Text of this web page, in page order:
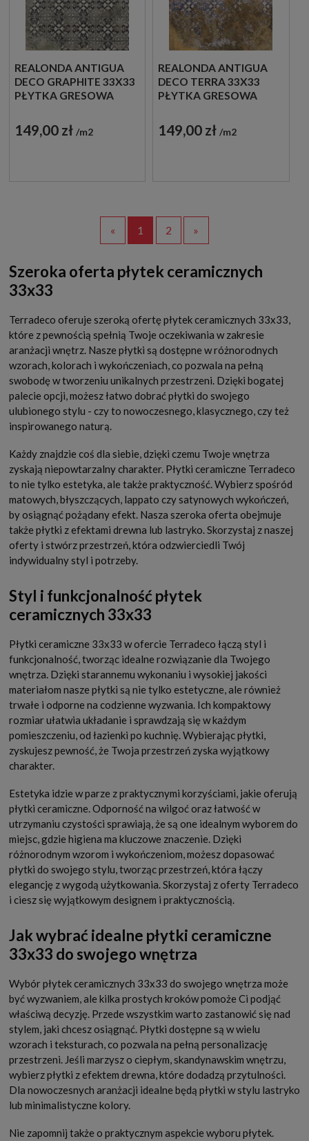
REALONDA ANTIGUA
DECO GRAPHITE 33X33
PŁYTKA GRESOWA
149,00 zł m2
REALONDA ANTIGUA
DECO TERRA 33X33
PŁYTKA GRESOWA
149,00 zł m2
« 1 2 »
Szeroka oferta płytek ceramicznych
33x33
Terradeco oferuje szeroką ofertę płytek ceramicznych 33x33,
które z pewnością spełnią Twoje oczekiwania w zakresie
aranżacji wnętrz. Nasze płytki są dostępne w różnorodnych
wzorach, kolorach i wykończeniach, co pozwala na pełną
swobodę w tworzeniu unikalnych przestrzeni. Dzięki bogatej
palecie opcji, możesz łatwo dobrać płytki do swojego
ulubionego stylu - czy to nowoczesnego, klasycznego, czy też
inspirowanego naturą.
Każdy znajdzie coś dla siebie, dzięki czemu Twoje wnętrza
zyskają niepowtarzalny charakter. Płytki ceramiczne Terradeco
to nie tylko estetyka, ale także praktyczność. Wybierz spośród
matowych, błyszczących, lappato czy satynowych wykończeń,
by osiągnąć pożądany efekt. Nasza szeroka oferta obejmuje
także płytki z efektami drewna lub lastryko. Skorzystaj z naszej
oferty i stwórz przestrzeń, która odzwierciedli Twój
indywidualny styl i potrzeby.
Styl i funkcjonalność płytek
ceramicznych 33x33
Płytki ceramiczne 33x33 w ofercie Terradeco łączą styl i
funkcjonalność, tworząc idealne rozwiązanie dla Twojego
wnętrza. Dzięki starannemu wykonaniu i wysokiej jakości
materiałom nasze płytki są nie tylko estetyczne, ale również
trwałe i odporne na codzienne wyzwania. Ich kompaktowy
rozmiar ułatwia układanie i sprawdzają się w każdym
pomieszczeniu, od łazienki po kuchnię. Wybierając płytki,
zyskujesz pewność, że Twoja przestrzeń zyska wyjątkowy
charakter.
Estetyka idzie w parze z praktycznymi korzyściami, jakie oferują
płytki ceramiczne. Odporność na wilgoć oraz łatwość w
utrzymaniu czystości sprawiają, że są one idealnym wyborem do
miejsc, gdzie higiena ma kluczowe znaczenie. Dzięki
różnorodnym wzorom i wykończeniom, możesz dopasować
płytki do swojego stylu, tworząc przestrzeń, która łączy
elegancję z wygodą użytkowania. Skorzystaj z oferty Terradeco
i ciesz się wyjątkowym designem i praktycznością.
Jak wybrać idealne płytki ceramiczne
33x33 do swojego wnętrza
Wybór płytek ceramicznych 33x33 do swojego wnętrza może
być wyzwaniem, ale kilka prostych kroków pomoże Ci podjąć
właściwą decyzję. Przede wszystkim warto zastanowić się nad
stylem, jaki chcesz osiągnąć. Płytki dostępne są w wielu
wzorach i teksturach, co pozwala na pełną personalizację
przestrzeni. Jeśli marzysz o ciepłym, skandynawskim wnętrzu,
wybierz płytki z efektem drewna, które dodadzą przytulności.
Dla nowoczesnych aranżacji idealne będą płytki w stylu lastryko
lub minimalistyczne kolory.
Nie zapomnij także o praktycznym aspekcie wyboru płytek.